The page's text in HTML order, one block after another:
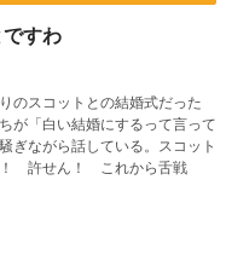
すわ
のスコットとの結婚式だった
が「白い結婚にするって言って
ぎながら話している。スコット
！ 許せん！ これから舌戦